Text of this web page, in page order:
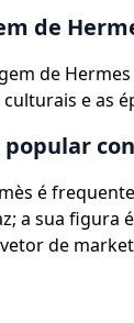
de
de
e as
é
a sua figura
de